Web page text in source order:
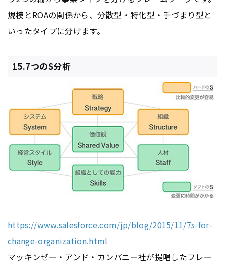
規模とROAの関係から、分散型・特化型・手づまり型と
いったタイプに分けます。
15.7つのS分析
https://www.salesforce.com/jp/blog/2015/11/7s-for-
change-organization.html
マッキンゼー・アンド・カンパニー社が提唱したフレー